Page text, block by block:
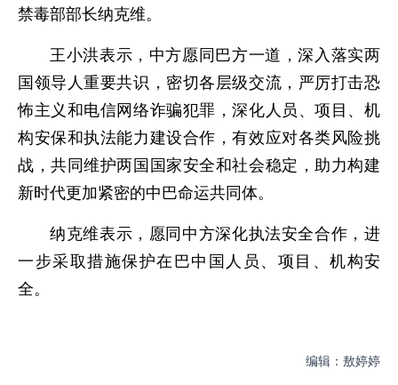
禁毒部部长纳克维。
王小洪表示，中方愿同巴方一道，深入落实两
国领导人重要共识，密切各层级交流，严厉打击恐
怖主义和电信网络诈骗犯罪，深化人员、项目、机
构安保和执法能力建设合作，有效应对各类风险挑
战，共同维护两国国家安全和社会稳定，助力构建
新时代更加紧密的中巴命运共同体。
纳克维表示，愿同中方深化执法安全合作，进
一步采取措施保护在巴中国人员、项目、机构安
全。
编辑：敖婷婷